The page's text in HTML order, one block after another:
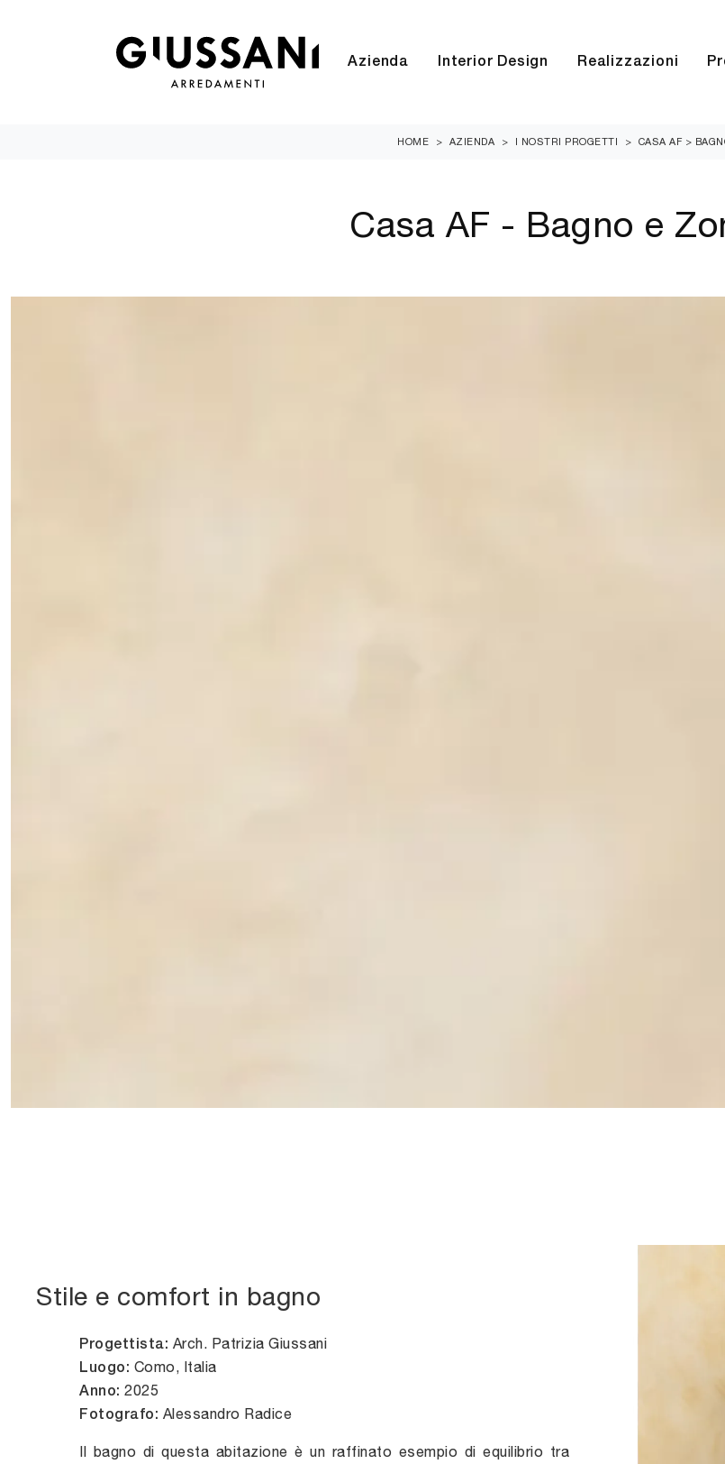
Azienda Interior Design Realizzazioni
HOME > AZIENDA > I NOSTRI PROGETTI > CASA AF >
Casa AF - Bagno e
Stile e comfort in bagno
Progettista: Arch. Patrizia Giussani
Luogo: Como, Italia
Anno: 2025
Fotografo: Alessandro Radice
Il bagno di questa abitazione è un raffinato esempio di equilibrio tra